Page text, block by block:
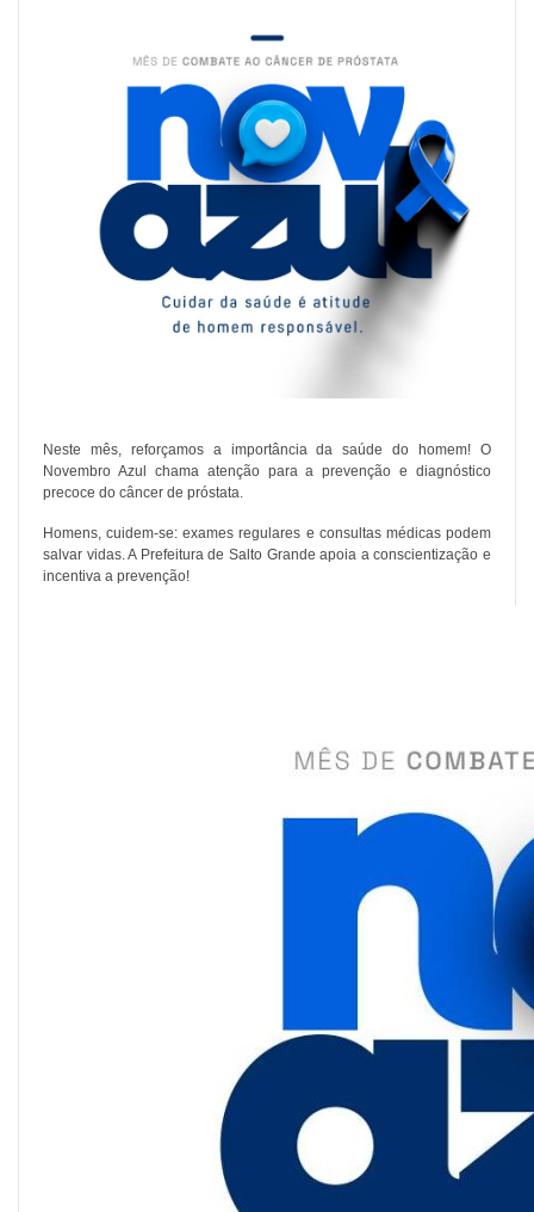
Neste mês, reforçamos a importância da saúde do homem! O
Novembro Azul chama atenção para a prevenção e diagnóstico
precoce do câncer de próstata.
Homens, cuidem-se: exames regulares e consultas médicas podem
salvar vidas. A Prefeitura de Salto Grande apoia a conscientização e
incentiva a prevenção!